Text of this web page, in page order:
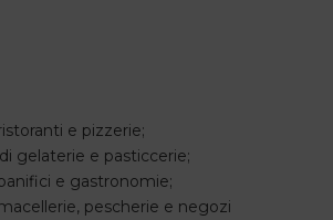
e pizzerie;
gelaterie e pasticcerie;
e gastronomie;
pescherie e negozi